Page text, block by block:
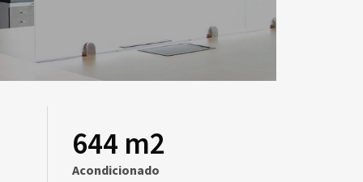
644 m2
Acondicionado